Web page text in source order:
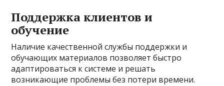
Поддержка клиентов и
обучение
Наличие качественной службы поддержки и
обучающих материалов позволяет быстро
адаптироваться к системе и решать
возникающие проблемы без потери времени.